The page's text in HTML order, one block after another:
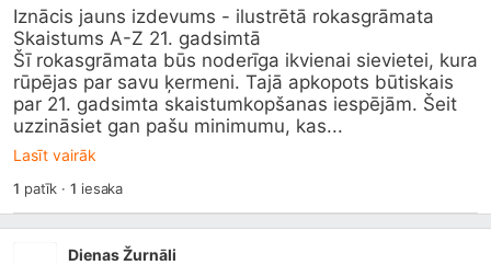
Iznācis jauns izdevums - ilustrētā rokasgrāmata
Skaistums A-Z 21. gadsimtā
Šī rokasgrāmata būs noderīga ikvienai sievietei, kura
rūpējas par savu ķermeni. Tajā apkopots būtiskais
par 21. gadsimta skaistumkopšanas iespējām. Šeit
uzzināsiet gan pašu minimumu, kas...
Lasīt vairāk
1 patīk ·1 iesaka
Dienas Žurnāli